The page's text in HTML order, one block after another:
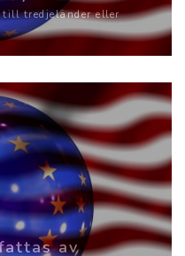
till tredjeländer eller
av